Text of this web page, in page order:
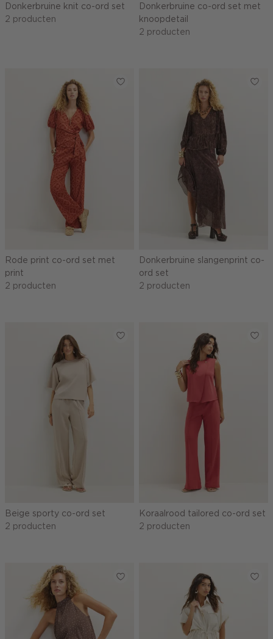
Donkerbruine knit co-ord set
2 producten
Donkerbruine co-ord set met
knoopdetail
2 producten
Rode print co-ord set met
print
2 producten
Donkerbruine slangenprint co-
ord set
2 producten
Beige sporty co-ord set
2 producten
Koraalrood tailored co-ord set
2 producten